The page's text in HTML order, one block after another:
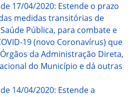
17/04/2020: Estende o prazo
medidas transitórias de
Pública, para combate e
19 (novo Coronavírus) que
da Administração Direta,
do Município e dá outras
14/04/2020: Estende a